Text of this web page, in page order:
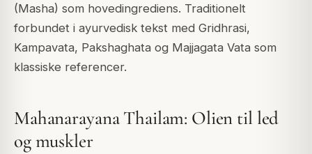
(Masha) som hovedingrediens. Traditionelt
forbundet i ayurvedisk tekst med Gridhrasi,
Kampavata, Pakshaghata og Majjagata Vata som
klassiske referencer.
Mahanarayana Thailam: Olien til led
og muskler